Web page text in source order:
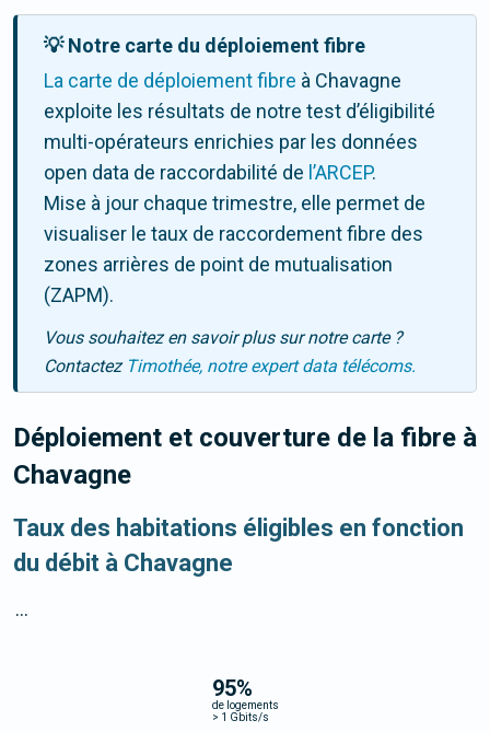
💡 Notre carte du déploiement fibre
La carte de déploiement fibre à Chavagne
exploite les résultats de notre test d’éligibilité
multi-opérateurs enrichies par les données
open data de raccordabilité de l’ARCEP.
Mise à jour chaque trimestre, elle permet de
visualiser le taux de raccordement fibre des
zones arrières de point de mutualisation
(ZAPM).
Vous souhaitez en savoir plus sur notre carte ?
Contactez Timothée, notre expert data télécoms.
Déploiement et couverture de la fibre à
Chavagne
Taux des habitations éligibles en fonction
du débit à Chavagne
95%
de logements
> 1 Gbits/s
...